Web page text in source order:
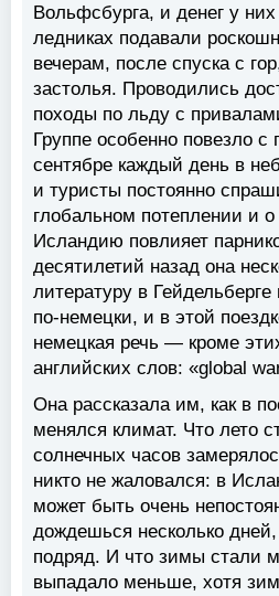
Вольфсбурга, и денег у
ледниках подавали
вечерам, после спуска с
застолья. Проводились
походы по льду с
Группе особенно повезло с
сентябре каждый день в
и туристы постоянно
глобальном потеплении и о
Исландию повлияет
десятилетий назад она
литературу в
по-немецки, и в этой
немецкая речь — кроме
английских слов: «global
Она рассказала им, как в
менялся климат. Что лето
солнечных часов
никто не жаловался: в
может быть очень
дождешься несколько
подряд. И что зимы стали
выпадало меньше, хотя